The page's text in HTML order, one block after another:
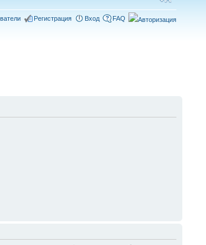
Регистрация Вход FAQ